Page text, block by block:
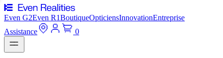
Even G2Even R1BoutiqueOpticiensInnovationEntreprise
Assistance
0